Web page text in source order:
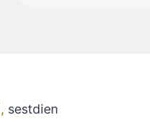
, sestdien